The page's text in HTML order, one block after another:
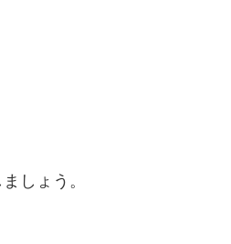
しょう。